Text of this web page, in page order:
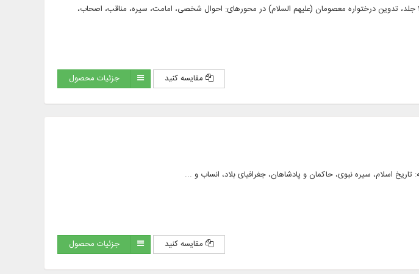
متن کامل ۴۴۵ عنوان کتاب فارسی، عربی و انگلیسی در ۱۳۸۳ جلد، تدوین درختواره معصومان (علیهم السلام) در محورهای: احوال شخصی، امامت، سیره، مناقب، اصحاب،
مقایسه کنید جزئیات محصول
مقایسه کنید جزئیات محصول